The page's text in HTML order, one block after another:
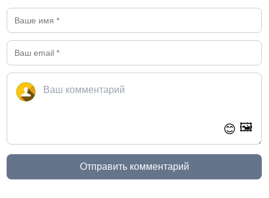
😊 🖼️
Отправить комментарий